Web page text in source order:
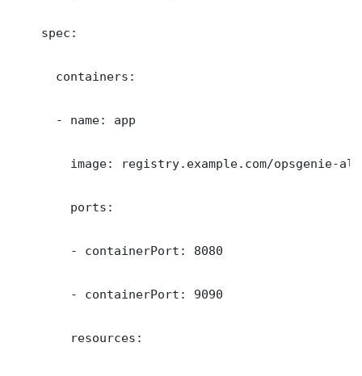
    spec:
      containers:
      - name: app
image: registry.example.com/opsgenie-
        ports:
        - containerPort: 8080
        - containerPort: 9090
        resources: